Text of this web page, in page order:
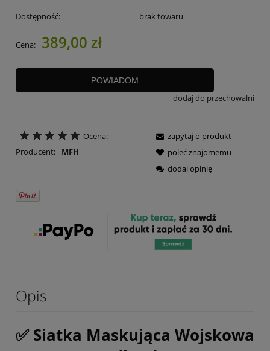
Dostępność: brak towaru
Cena: 389,00 zł
POWIADOM
dodaj do przechowalni
Ocena:
Producent:
MFH
zapytaj o produkt
poleć znajomemu
dodaj opinię
Opis
✅ Siatka Maskująca Wojskowa